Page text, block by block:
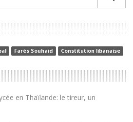
Farès Souhaid Constitution libanaise
en Thaïlande: le tireur, un